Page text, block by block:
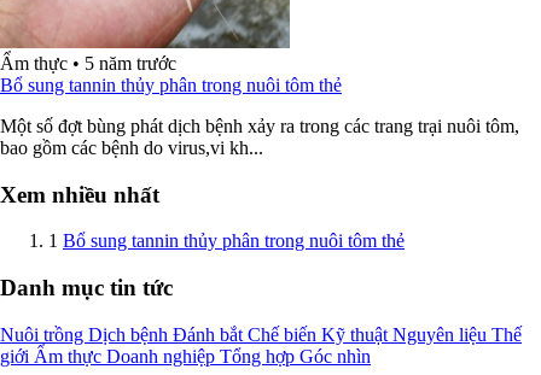
Ẩm thực • 5 năm trước
Bổ sung tannin thủy phân trong nuôi tôm thẻ
Một số đợt bùng phát dịch bệnh xảy ra trong các trang trại nuôi tôm,
bao gồm các bệnh do virus,vi kh...
Xem nhiều nhất
1 Bổ sung tannin thủy phân trong nuôi tôm thẻ
Danh mục tin tức
Nuôi trồng Dịch bệnh Đánh bắt Chế biến Kỹ thuật Nguyên liệu Thế
giới Ẩm thực Doanh nghiệp Tổng hợp Góc nhìn